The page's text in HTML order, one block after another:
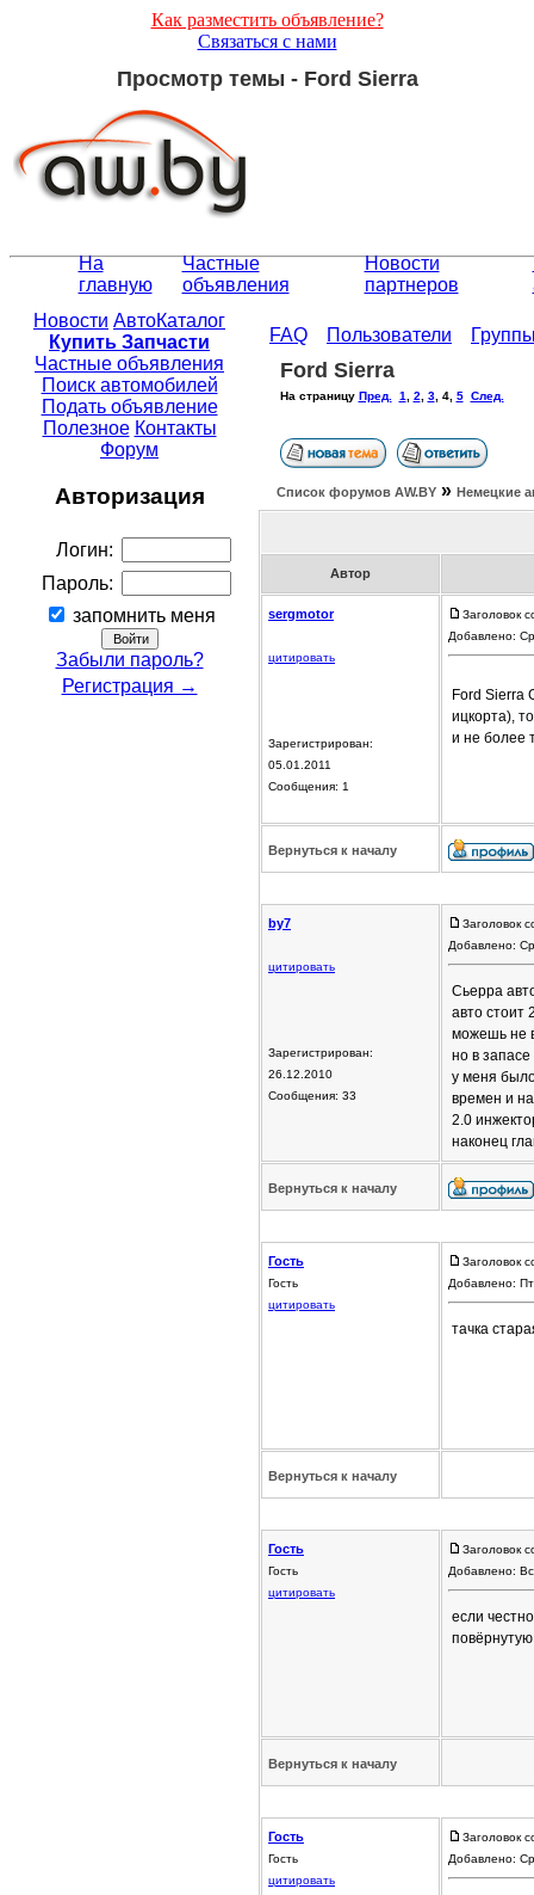
Как разместить объявление?
Связаться с нами
Просмотр темы - Ford Sierra
На
главную
Частные
объявления
Новости
партнеров
Новости АвтоКаталог
Купить Запчасти
Частные объявления
Поиск автомобилей
Подать объявление
Полезное Контакты
Форум
Авторизация
Логин:
Пароль:
запомнить меня
Забыли пароль?
Регистрация →
FAQ Пользователи
Ford Sierra
На страницу Пред. 1 2 3, 4, 5 След.
Список форумов АW.BY » Немецкие
Автор
sergmotor
цитировать
Зарегистрирован:
05.01.2011
Сообщения: 1
Заголовок
Добавлено:
Ford Sierra
ицкорта),
и не более
Вернуться к началу
by7
цитировать
Зарегистрирован:
26.12.2010
Сообщения: 33
Заголовок
Добавлено:
Сьерра
авто стоит
можешь не
но в
у меня
времен и
2.0
наконец
Вернуться к началу
Гость
Гость
цитировать
Заголовок
Добавлено:
тачка
Вернуться к началу
Гость
Гость
цитировать
Заголовок
Добавлено:
если
Вернуться к началу
Гость
Гость
цитировать
Заголовок
Добавлено: